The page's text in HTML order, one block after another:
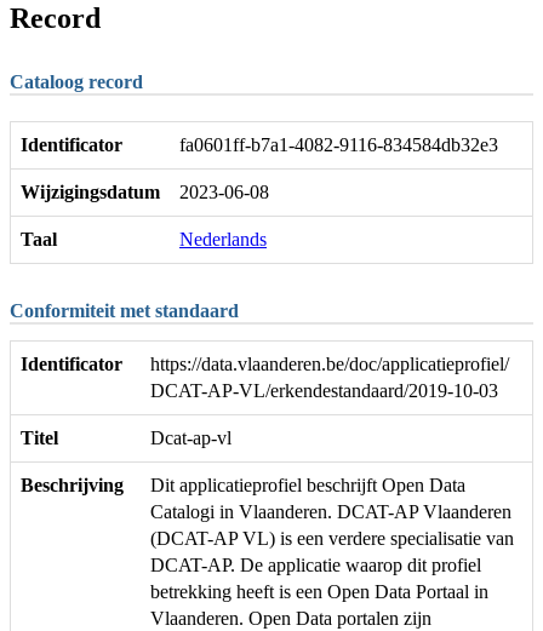
Record
Cataloog record
Identificator fa0601ff-b7a1-4082-9116-834584db32e3
Wijzigingsdatum 2023-06-08
Taal Nederlands
Conformiteit met standaard
Identificator
https://data.vlaanderen.be/doc/applicatieprofiel/
DCAT-AP-VL/erkendestandaard/2019-10-03
Titel Dcat-ap-vl
Beschrijving
Dit applicatieprofiel beschrijft Open Data
Catalogi in Vlaanderen. DCAT-AP Vlaanderen
(DCAT-AP VL) is een verdere specialisatie van
DCAT-AP. De applicatie waarop dit profiel
betrekking heeft is een Open Data Portaal in
Vlaanderen. Open Data portalen zijn